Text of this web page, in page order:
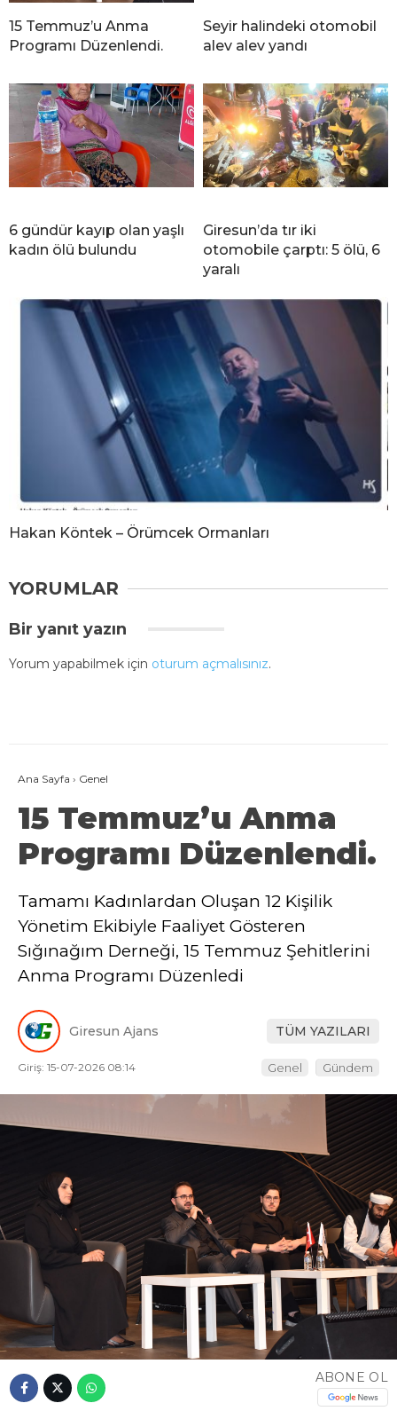
15 Temmuz’u Anma
Programı Düzenlendi.
Seyir halindeki otomobil
alev alev yandı
6 gündür kayıp olan yaşlı
kadın ölü bulundu
Giresun’da tır iki
otomobile çarptı: 5 ölü, 6
yaralı
Hakan Köntek – Örümcek Ormanları
YORUMLAR
Bir yanıt yazın
Yorum yapabilmek için oturum açmalısınız.
Ana Sayfa › Genel
15 Temmuz’u Anma
Programı Düzenlendi.
Tamamı Kadınlardan Oluşan 12 Kişilik
Yönetim Ekibiyle Faaliyet Gösteren
Sığınağım Derneği, 15 Temmuz Şehitlerini
Anma Programı Düzenledi
Giresun Ajans TÜM YAZILARI
Giriş: 15-07-2026 08:14 Genel Gündem
ABONE OL